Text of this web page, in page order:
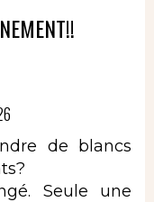
de blancs
Seule une